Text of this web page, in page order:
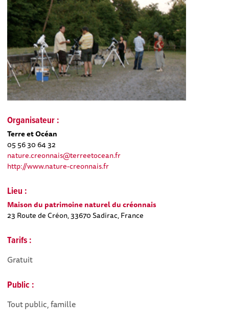
Organisateur :
Terre et Océan
05 56 30 64 32
nature.creonnais@terreetocean.fr
http://www.nature-creonnais.fr
Lieu :
Maison du patrimoine naturel du créonnais
23 Route de Créon, 33670 Sadirac, France
Tarifs :
Gratuit
Public :
Tout public, famille